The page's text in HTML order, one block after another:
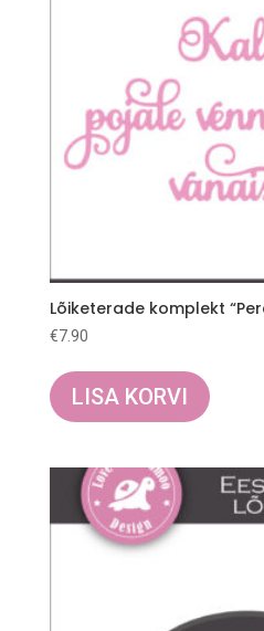
Lõiketerade komplekt
€7.90
LISA KORVI